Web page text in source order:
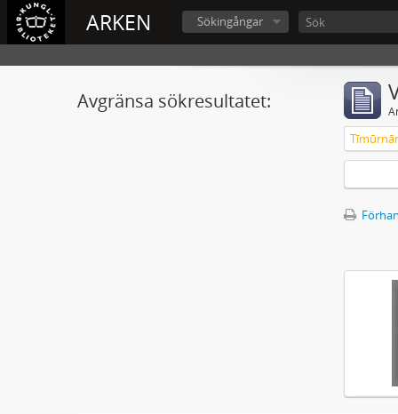
ARKEN Sökingångar
Avgränsa sökresultatet: